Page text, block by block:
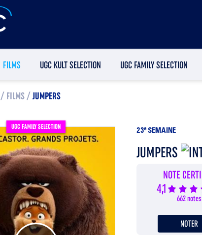
FILMS UGC KULT SELECTION UGC FAMILY SELECTION
/ FILMS/ JUMPERS
UGC FAMILY SELECTION
Voir la bande annonce
23eSEMAINE
JUMPERS
NOTE
4,1
662 notes
NOTER